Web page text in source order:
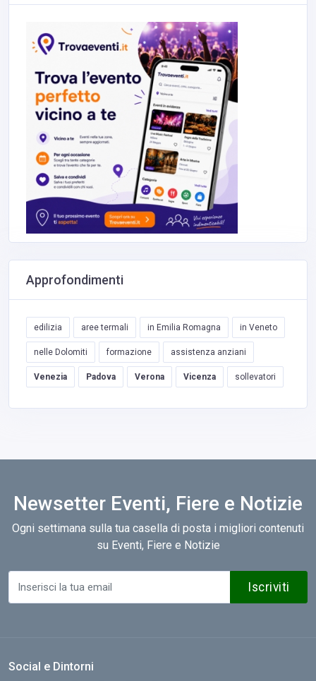
Approfondimenti
edilizia aree termali in Emilia Romagna in Veneto
nelle Dolomiti formazione assistenza anziani
Venezia Padova Verona Vicenza sollevatori
Newsetter Eventi, Fiere e Notizie
Ogni settimana sulla tua casella di posta i migliori contenuti
su Eventi, Fiere e Notizie
Iscriviti
Social e Dintorni